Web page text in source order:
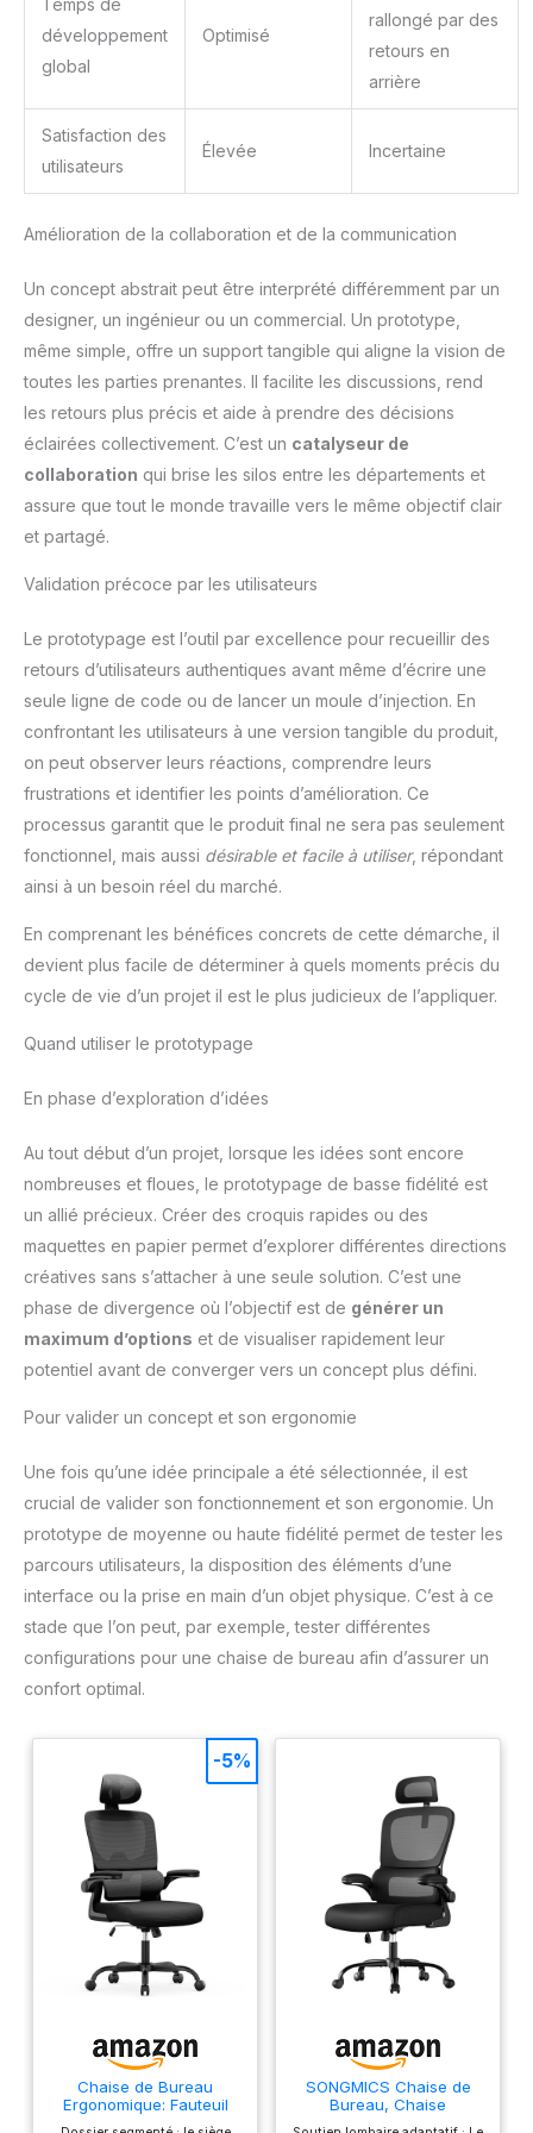
Temps de
développement
global
Optimisé
rallongé par des
retours en
arrière
Satisfaction des
utilisateurs
Élevée Incertaine
Amélioration de la collaboration et de la communication
Un concept abstrait peut être interprété différemment par un
designer, un ingénieur ou un commercial. Un prototype,
même simple, offre un support tangible qui aligne la vision de
toutes les parties prenantes. Il facilite les discussions, rend
les retours plus précis et aide à prendre des décisions
éclairées collectivement. C’est un catalyseur de
collaboration qui brise les silos entre les départements et
assure que tout le monde travaille vers le même objectif clair
et partagé.
Validation précoce par les utilisateurs
Le prototypage est l’outil par excellence pour recueillir des
retours d’utilisateurs authentiques avant même d’écrire une
seule ligne de code ou de lancer un moule d’injection. En
confrontant les utilisateurs à une version tangible du produit,
on peut observer leurs réactions, comprendre leurs
frustrations et identifier les points d’amélioration. Ce
processus garantit que le produit final ne sera pas seulement
fonctionnel, mais aussi désirable et facile à utiliser, répondant
ainsi à un besoin réel du marché.
En comprenant les bénéfices concrets de cette démarche, il
devient plus facile de déterminer à quels moments précis du
cycle de vie d’un projet il est le plus judicieux de l’appliquer.
Quand utiliser le prototypage
En phase d’exploration d’idées
Au tout début d’un projet, lorsque les idées sont encore
nombreuses et floues, le prototypage de basse fidélité est
un allié précieux. Créer des croquis rapides ou des
maquettes en papier permet d’explorer différentes directions
créatives sans s’attacher à une seule solution. C’est une
phase de divergence où l’objectif est de générer un
maximum d’options et de visualiser rapidement leur
potentiel avant de converger vers un concept plus défini.
Pour valider un concept et son ergonomie
Une fois qu’une idée principale a été sélectionnée, il est
crucial de valider son fonctionnement et son ergonomie. Un
prototype de moyenne ou haute fidélité permet de tester les
parcours utilisateurs, la disposition des éléments d’une
interface ou la prise en main d’un objet physique. C’est à ce
stade que l’on peut, par exemple, tester différentes
configurations pour une chaise de bureau afin d’assurer un
confort optimal.
Chaise de Bureau
Ergonomique: Fauteuil
Bureau avec Support
-5%
SONGMICS Chaise de
Bureau, Chaise